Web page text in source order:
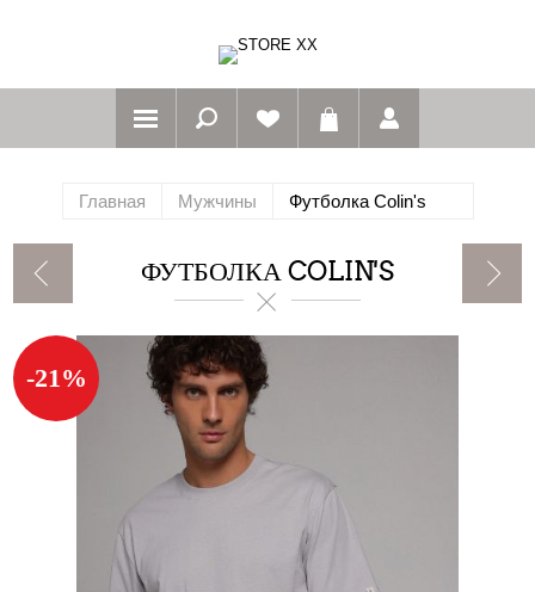
Главная Мужчины Футболка Colin's
ФУТБОЛКА COLIN'S
-21%